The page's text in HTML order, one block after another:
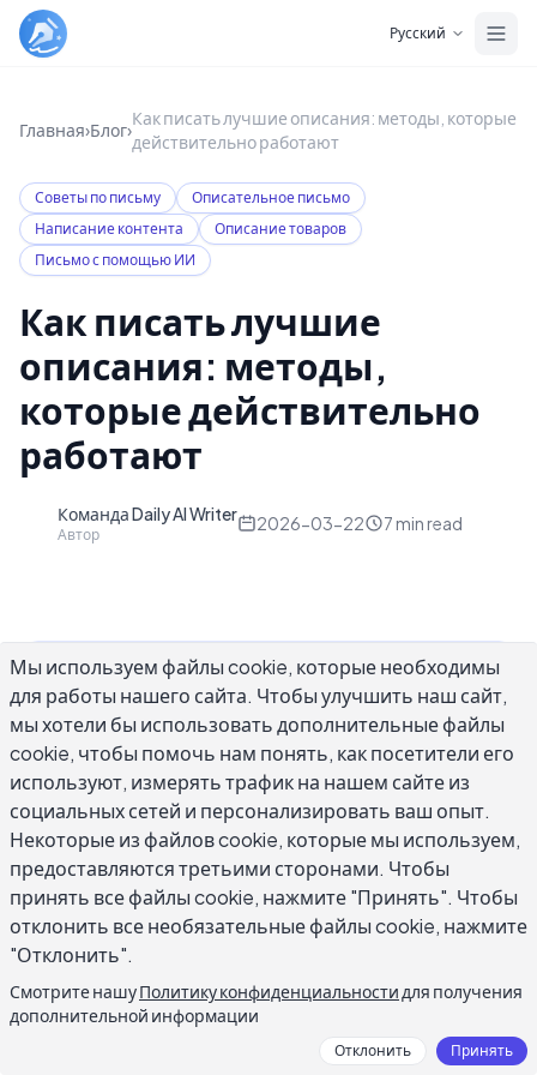
Русский
Главная›Блог›
Как писать лучшие описания: методы, которые
действительно работают
Советы по письму
Описательное письмо
Написание контента
Описание товаров
Письмо с помощью ИИ
Как писать лучшие
описания: методы,
которые действительно
работают
Команда Daily AI Writer
Автор
2026-03-22 7 min read
Умение писать лучшие описания — это один
из самых быстрых способов улучшить любой
текст. Независимо от того, создаете ли вы
описания товаров, сцены из художественной
литературы, объявления о вакансиях или
подписи в социальных сетях, слабое описание
теряет читателей за считанные секунды.
Сильное описание привлекает их и держит их
внимание. Различие редко сводится к таланту.
Все дело в нескольких конкретных методах,
которые опытные писатели применяют
постоянно. В этом руководстве мы разбираем
эти методы на этапы, которые вы можете
Мы используем файлы cookie, которые необходимы
для работы нашего сайта. Чтобы улучшить наш сайт,
мы хотели бы использовать дополнительные файлы
cookie, чтобы помочь нам понять, как посетители его
используют, измерять трафик на нашем сайте из
социальных сетей и персонализировать ваш опыт.
Некоторые из файлов cookie, которые мы используем,
предоставляются третьими сторонами. Чтобы
принять все файлы cookie, нажмите "Принять". Чтобы
отклонить все необязательные файлы cookie, нажмите
"Отклонить".
Смотрите нашуПолитику конфиденциальности для получения
дополнительной информации
Отклонить Принять